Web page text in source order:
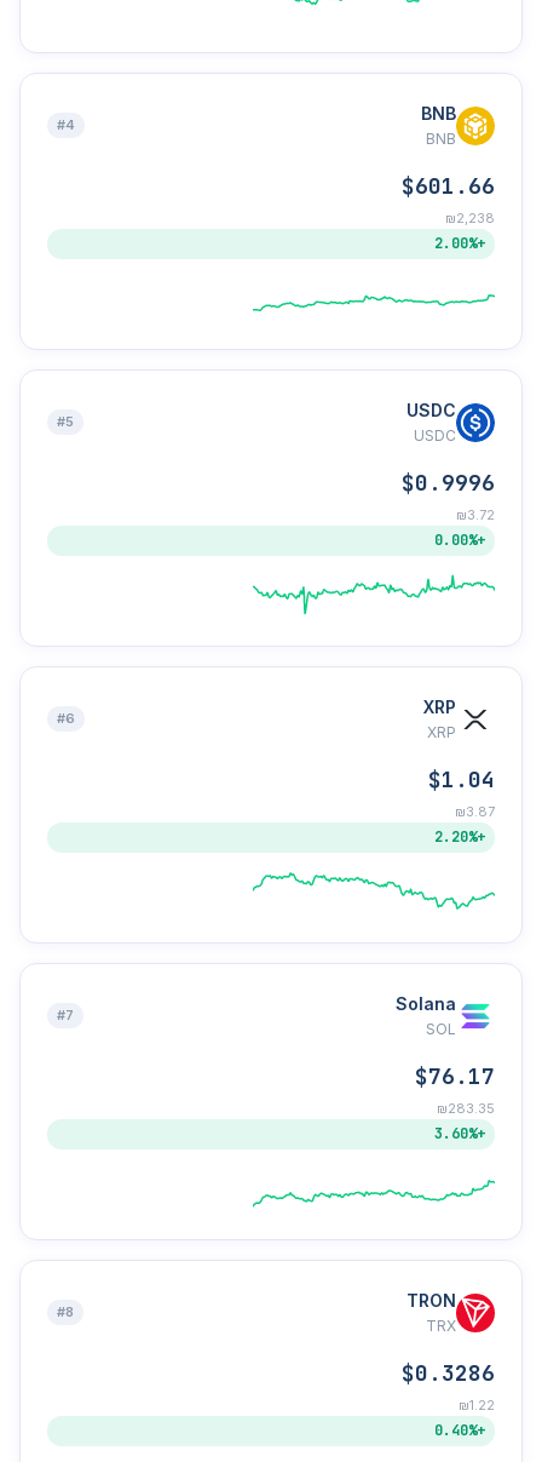
BNB
BNB
#4
$601.66
₪2,238
+2.00%
USDC
USDC
#5
$0.9996
₪3.72
+0.00%
XRP
XRP
#6
$1.04
₪3.87
+2.20%
Solana
SOL
#7
$76.17
₪283.35
+3.60%
TRON
TRX
#8
$0.3286
₪1.22
+0.40%